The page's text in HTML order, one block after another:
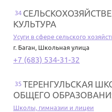
34
КУЛЬТУРА
Усуги в сфере сельского
г. Баган, Школьная улица
+7 (683) 534-31-32
35 ТЕРЕНГУЛЬСКАЯ
ОБЩЕГО
Школы, гимназии и лицеи